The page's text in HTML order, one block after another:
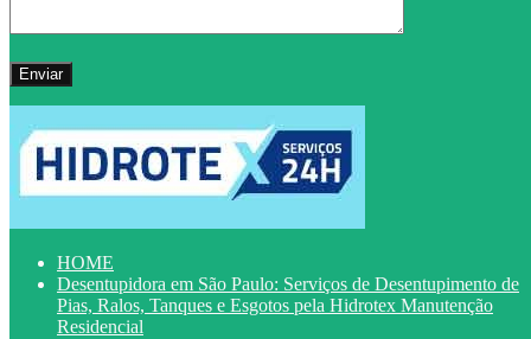
HOME
Desentupidora em São Paulo: Serviços de Desentupimento de
Pias, Ralos, Tanques e Esgotos pela Hidrotex Manutenção
Residencial